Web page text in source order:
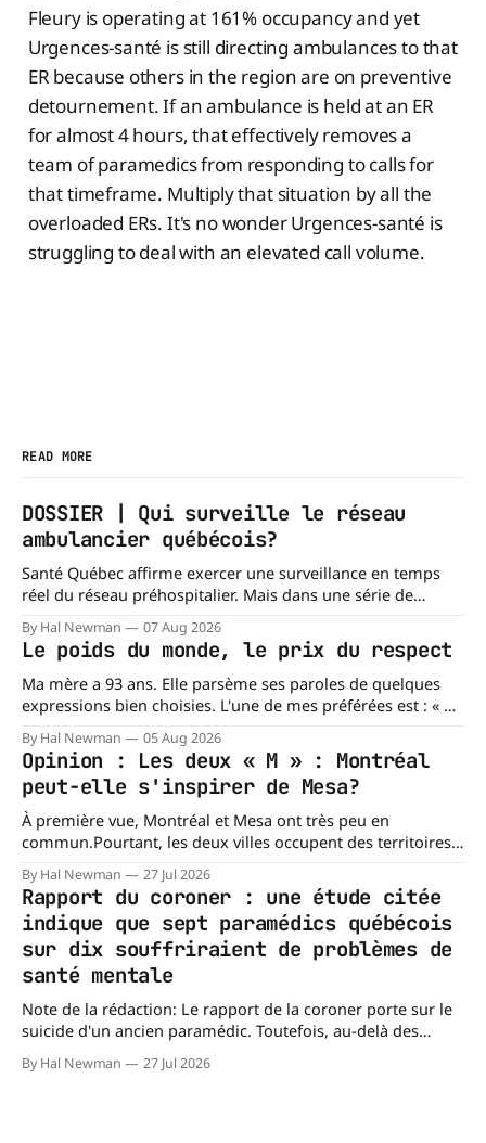
Fleury is operating at 161% occupancy and yet
Urgences-santé is still directing ambulances to that
ER because others in the region are on preventive
detournement. If an ambulance is held at an ER
for almost 4 hours, that effectively removes a
team of paramedics from responding to calls for
that timeframe. Multiply that situation by all the
overloaded ERs. It's no wonder Urgences-santé is
struggling to deal with an elevated call volume.
READ MORE
DOSSIER | Qui surveille le réseau
ambulancier québécois?
Santé Québec affirme exercer une surveillance en temps
réel du réseau préhospitalier. Mais dans une série de
réponses transmises à La Dernière Ambulance,
l'organisation confirme ne pas tenir certains registres
provinciaux qui permettraient de mesurer des situations
pourtant fondamentales pour évaluer la capacité du réseau
à répondre à
By Hal Newman 07 Aug 2026
Le poids du monde, le prix du respect
Ma mère a 93 ans. Elle parsème ses paroles de quelques
expressions bien choisies. L'une de mes préférées est : « À
chacun son mishegoss. » Mishegoss est un mot yiddish qui
évoque la folie, les lubies, les absurdités de la vie. Chacun
porte les siennes. Elle en a d'
By Hal Newman 05 Aug 2026
Opinion : Les deux « M » : Montréal
peut-elle s'inspirer de Mesa?
À première vue, Montréal et Mesa ont très peu en
commun.Pourtant, les deux villes occupent des territoires
comparables. Mesa, en Arizona, couvre environ 359 km²
(138,7 milles carrés), alors que l'île de Montréal s'étend sur
près de 499 km². La différence n'est
By Hal Newman 27 Jul 2026
Rapport du coroner : une étude citée
indique que sept paramédics québécois
sur dix souffriraient de problèmes de
santé mentale
Note de la rédaction: Le rapport de la coroner porte sur le
suicide d'un ancien paramédic. Toutefois, au-delà des
circonstances ayant mené à cette enquête, il s'intéresse à
une question plus large : les blessures psychologiques chez
By Hal Newman 27 Jul 2026